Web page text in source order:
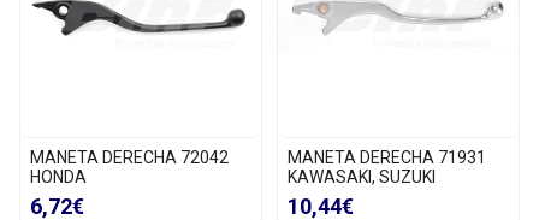
MANETA DERECHA 72042
HONDA
6,72€
MANETA DERECHA 71931
KAWASAKI, SUZUKI
10,44€